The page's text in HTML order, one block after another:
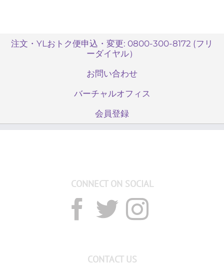
注文・YLおトク便申込・変更: 0800-300-8172 (フリ
ーダイヤル）
お問い合わせ
バーチャルオフィス
会員登録
CONNECT ON SOCIAL
CONTACT US